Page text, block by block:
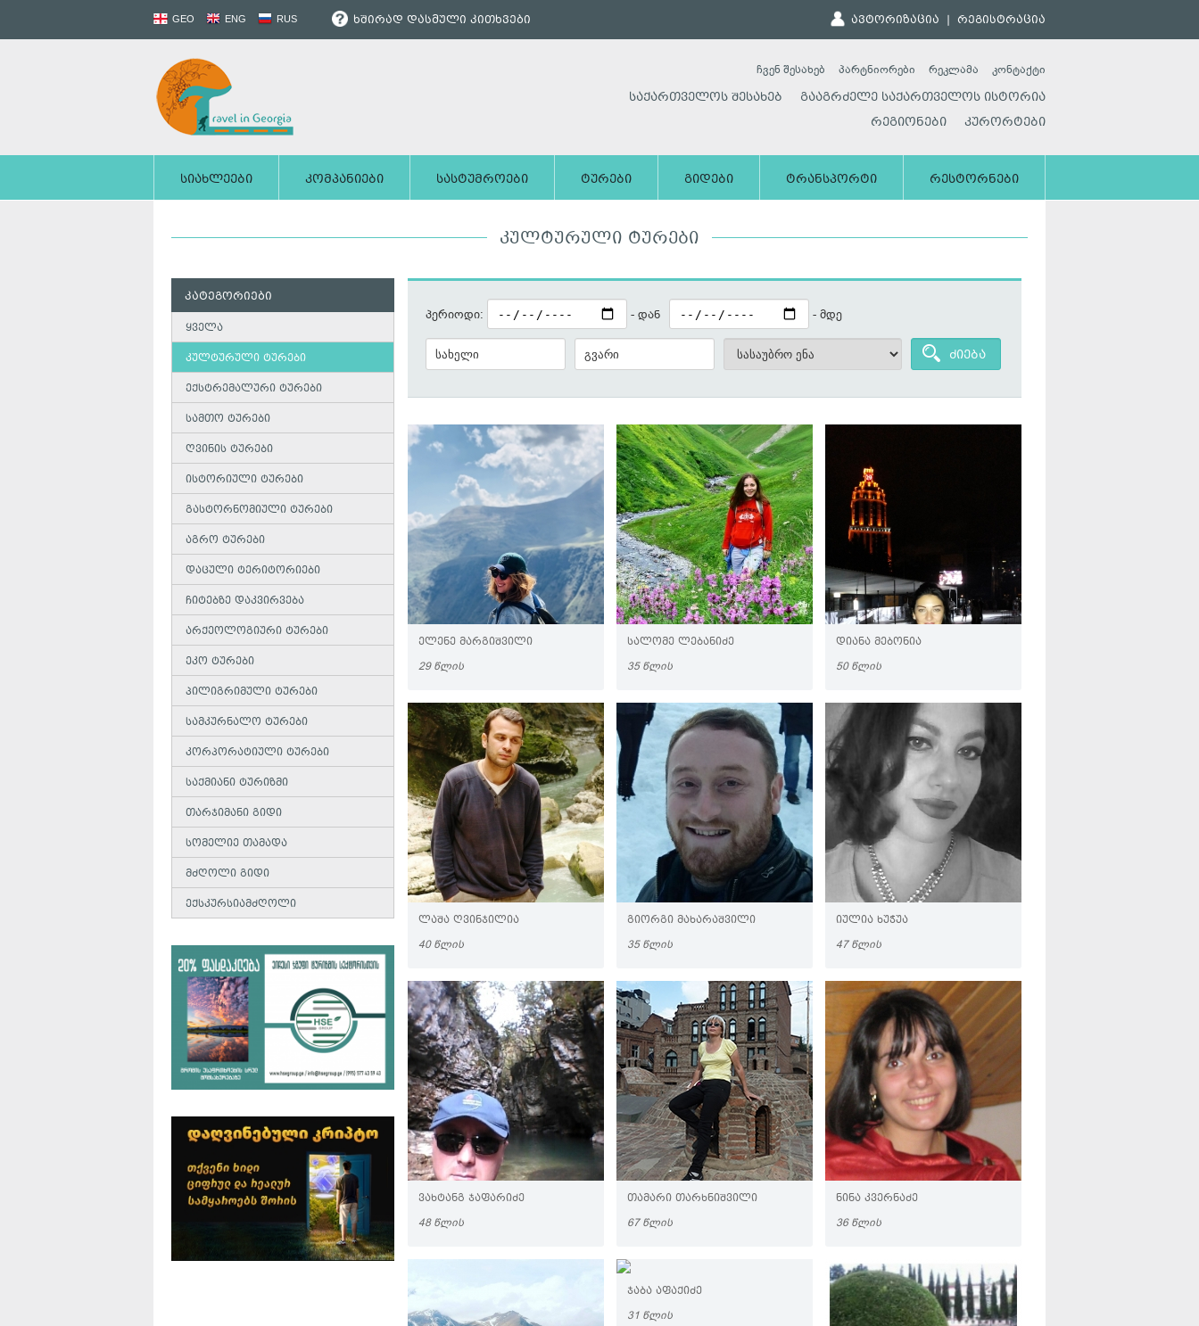
GEO ENG RUS ხშირად დასმული კითხვები ავტორიზაცია | რეგისტრაცია
ჩვენ შესახებ პარტნიორები რეკლამა კონტაქტი
საქართველოს შესახებ
გააგრძელე საქართველოს ისტორია
რეგიონები
კურორტები
სიახლეები კომპანიები სასტუმროები ტურები გიდები ტრანსპორტი რესტორნები
ᲙᲣᲚᲢᲣᲠᲣᲚᲘ ᲢᲣᲠᲔᲑᲘ
კატეგორიები
ყველა
კულტურული ტურები
ექსტრემალური ტურები
სამთო ტურები
ღვინის ტურები
ისტორიული ტურები
გასტორნომიული ტურები
აგრო ტურები
დაცული ტერიტორიები
ჩიტებზე დაკვირვება
არქეოლოგიური ტურები
ეკო ტურები
პილიგრიმული ტურები
სამკურნალო ტურები
კორპორატიული ტურები
საქმიანი ტურიზმი
თარჯიმანი გიდი
სომელიე თამადა
მძღოლი გიდი
ექსკურსიამძღოლი
პერიოდი: - დან - მდე
ძიება
ᲔᲚᲔᲜᲔ ᲛᲐᲠᲒᲘᲨᲕᲘᲚᲘ
29 ᲬᲚᲘᲡ
ᲡᲐᲚᲝᲛᲔ ᲚᲔᲑᲐᲜᲘᲫᲔ
35 ᲬᲚᲘᲡ
ᲓᲘᲐᲜᲐ ᲛᲔᲑᲝᲜᲘᲐ
50 ᲬᲚᲘᲡ
ᲚᲐᲨᲐ ᲦᲕᲘᲜᲯᲘᲚᲘᲐ
40 ᲬᲚᲘᲡ
ᲒᲘᲝᲠᲒᲘ ᲛᲐᲮᲐᲠᲐᲨᲕᲘᲚᲘ
35 ᲬᲚᲘᲡ
ᲘᲣᲚᲘᲐ ᲮᲣᲭᲣᲐ
47 ᲬᲚᲘᲡ
ᲕᲐᲮᲢᲐᲜᲒ ᲯᲐᲤᲐᲠᲘᲫᲔ
48 ᲬᲚᲘᲡ
ᲗᲐᲛᲐᲠᲘ ᲗᲐᲠᲮᲜᲘᲨᲕᲘᲚᲘ
67 ᲬᲚᲘᲡ
ᲜᲘᲜᲐ ᲙᲕᲔᲠᲜᲐᲫᲔ
36 ᲬᲚᲘᲡ
ᲯᲐᲑᲐ ᲐᲤᲐᲥᲘᲫᲔ
31 ᲬᲚᲘᲡ